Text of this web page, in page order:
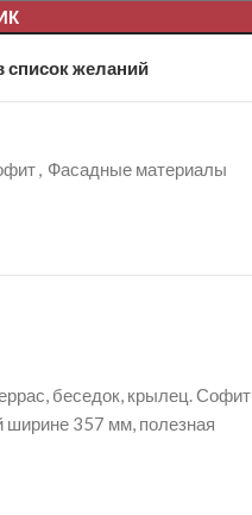
список желаний
, Фасадные материалы
беседок, крылец. Софит
ширине 357 мм, полезная